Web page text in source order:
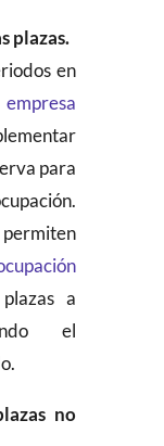
plazas.
en
para
a
el
no